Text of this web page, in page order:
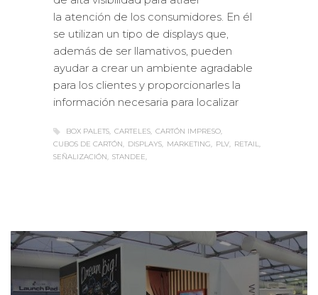
la atención de los consumidores. En él
se utilizan un tipo de displays que,
además de ser llamativos, pueden
ayudar a crear un ambiente agradable
para los clientes y proporcionarles la
información necesaria para localizar
BOX PALETS CARTELES CARTÓN IMPRESO
CUBOS DE CARTÓN
DISPLAYS MARKETING PLV
RETAIL
SEÑALIZACIÓN
STANDEE